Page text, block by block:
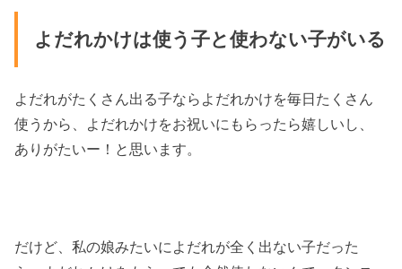
よだれかけは使う子と使わない子がいる
よだれがたくさん出る子ならよだれかけを毎日たくさん
使うから、よだれかけをお祝いにもらったら嬉しいし、
ありがたいー！と思います。
だけど、私の娘みたいによだれが全く出ない子だった